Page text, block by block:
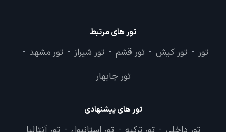
تور های مرتبط
تور - تور کیش - تور قشم - تور شیراز - تور مشهد -
تور چابهار
تور های پیشنهادی